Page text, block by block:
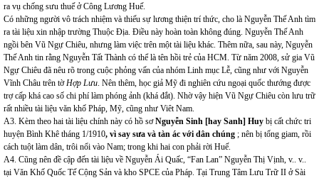
ra vụ chống sưu thuế ở Công Lương Huế.
Có những người vô trách nhiệm và thiếu sự lương thiện trí thức, cho là Nguyễn Thế Anh tìm
ra tài liệu xin nhập trường Thuộc Địa. Điều này hoàn toàn không đúng. Nguyễn Thế Anh
ngồi bên Vũ Ngự Chiêu, nhưng làm việc trên một tài liệu khác. Thêm nữa, sau này, Nguyễn
Thế Anh tin rằng Nguyễn Tất Thành có thể là tên hồi trẻ của HCM. Từ năm 2008, sử gia Vũ
Ngự Chiêu đã nêu rõ trong cuộc phỏng vấn của nhóm Linh mục Lễ, cũng như với Nguyễn
Vĩnh Châu trên tờHợp Lưu. Nên thêm, học giả Mỹ đi nghiên cứu ngoại quốc thướng được
trợ cấp khá cao số chi phí làm phóng ảnh (khá đắt). Nhờ vậy hiện Vũ Ngự Chiêu còn lưu trữ
rất nhiều tài liệu văn khố Pháp, Mỹ, cũng như Viêt Nam.
A3. Kèm theo hai tài liệu chính này có hồ sơNguyễn Sinh [hay Sanh] Huy bị cất chức tri
huyện Bình Khê tháng 1/1910, vì say sưa và tàn ác với dân chúng ; nên bị tống giam, rồi
cách tuột làm dân, trôi nổi vào Nam; trong khi hai con phải rời Huế.
A4. Cũng nên đề cập đến tài liệu về Nguyễn Ái Quấc, “Fan Lan” Nguyễn Thị Vịnh, v.. v..
tại Văn Khố Quốc Tế Cộng Sản và kho SPCE của Pháp. Tại Trung Tâm Lưu Trữ II ở Sài